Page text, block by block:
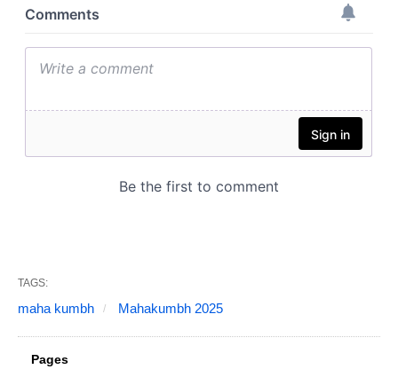
TAGS:
maha kumbh Mahakumbh 2025
Pages